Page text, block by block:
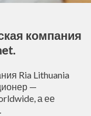
компания
Ria Lithuania
—
а ее